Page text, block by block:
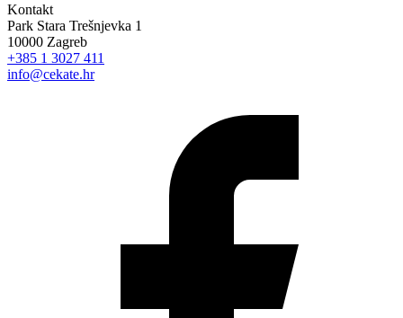
Kontakt
Park Stara Trešnjevka 1
10000 Zagreb
+385 1 3027 411
info@cekate.hr